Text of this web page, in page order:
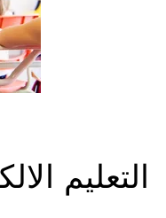
التعليم